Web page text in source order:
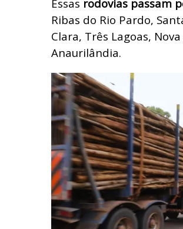
Essas rodovias passam
Ribas do Rio Pardo,
Clara, Três Lagoas,
Anaurilândia.